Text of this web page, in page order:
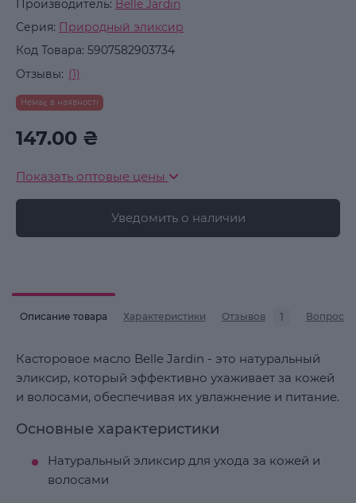
Производитель: Belle Jardin
Серия: Природный эликсир
Код Товара: 5907582903734
Отзывы: (1)
Немає в наявності
147.00 ₴
Показать оптовые цены
Уведомить о наличии
Описание товара Характеристики Отзывов 1 Вопросы
Касторовое масло Belle Jardin - это натуральный
эликсир, который эффективно ухаживает за кожей
и волосами, обеспечивая их увлажнение и питание.
Основные характеристики
Натуральный эликсир для ухода за кожей и
волосами